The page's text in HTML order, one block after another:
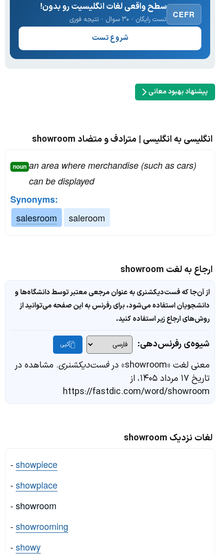
CEFR
سطح واقعی لغات انگلیسیت رو بدون!
تست رایگان · ۳۰ سوال · نتیجه فوری
شروع تست
پیشنهاد بهبود معانی
انگلیسی به انگلیسی | مترادف و متضاد showroom
noun an area where merchandise (such as cars)
can be displayed
Synonyms:
salesroom
saleroom
ارجاع به لغت showroom
از آن‌جا که فست‌دیکشنری به عنوان مرجعی معتبر توسط دانشگاه‌ها و
دانشجویان استفاده می‌شود، برای رفرنس به این صفحه می‌توانید از
روش‌های ارجاع زیر استفاده کنید.
شیوه‌ی رفرنس‌دهی: کپی
معنی لغت «showroom» در فست‌دیکشنری. مشاهده در
تاریخ ۱۷ مرداد ۱۴۰۵، از
https://fastdic.com/word/showroom
لغات نزدیک showroom
-showpiece
-showplace
- showroom
-showrooming
-showy